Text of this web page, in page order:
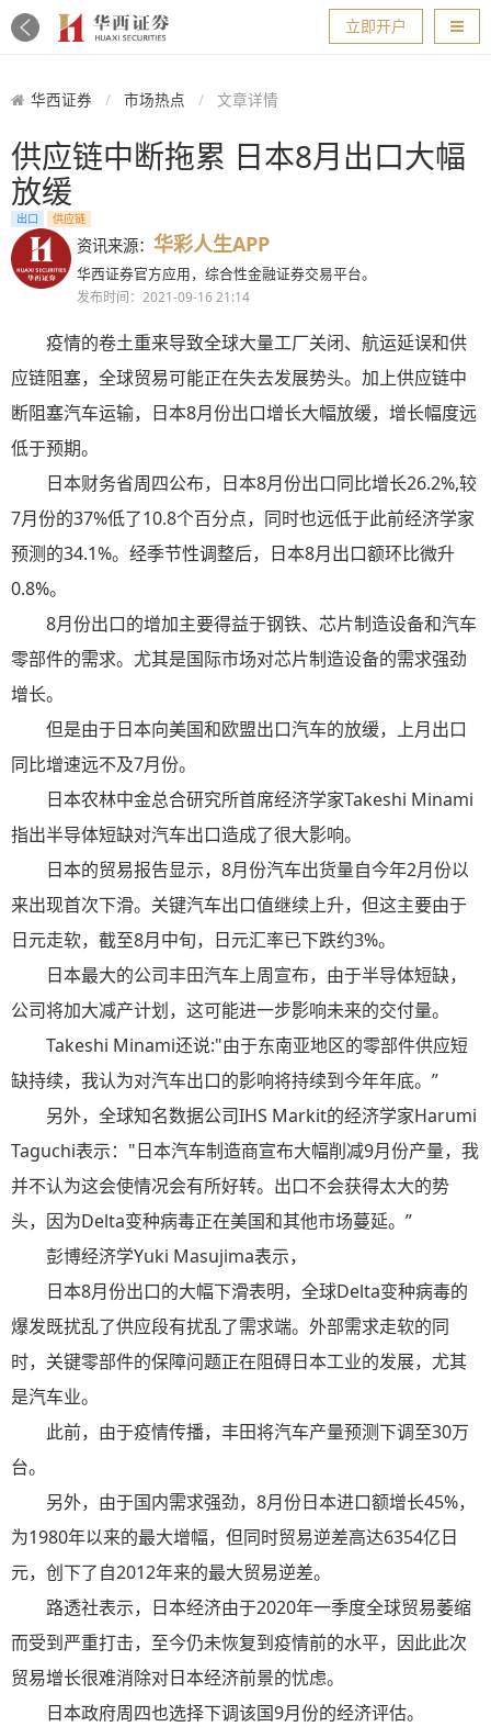
导航
立即开户
华西证券 市场热点 文章详情
供应链中断拖累 日本8月出口大幅
放缓
出口 供应链
资讯来源： 华彩人生APP
华西证券官方应用，综合性金融证券交易平台。
发布时间：2021-09-16 21:14
疫情的卷土重来导致全球大量工厂关闭、航运延误和供
应链阻塞，全球贸易可能正在失去发展势头。加上供应链中
断阻塞汽车运输，日本8月份出口增长大幅放缓，增长幅度远
低于预期。
日本财务省周四公布，日本8月份出口同比增长26.2%,较
7月份的37%低了10.8个百分点，同时也远低于此前经济学家
预测的34.1%。经季节性调整后，日本8月出口额环比微升
0.8%。
8月份出口的增加主要得益于钢铁、芯片制造设备和汽车
零部件的需求。尤其是国际市场对芯片制造设备的需求强劲
增长。
但是由于日本向美国和欧盟出口汽车的放缓，上月出口
同比增速远不及7月份。
日本农林中金总合研究所首席经济学家Takeshi Minami
指出半导体短缺对汽车出口造成了很大影响。
日本的贸易报告显示，8月份汽车出货量自今年2月份以
来出现首次下滑。关键汽车出口值继续上升，但这主要由于
日元走软，截至8月中旬，日元汇率已下跌约3%。
日本最大的公司丰田汽车上周宣布，由于半导体短缺，
公司将加大减产计划，这可能进一步影响未来的交付量。
Takeshi Minami还说:"由于东南亚地区的零部件供应短
缺持续，我认为对汽车出口的影响将持续到今年年底。”
另外，全球知名数据公司IHS Markit的经济学家Harumi
Taguchi表示："日本汽车制造商宣布大幅削减9月份产量，我
并不认为这会使情况会有所好转。出口不会获得太大的势
头，因为Delta变种病毒正在美国和其他市场蔓延。”
彭博经济学Yuki Masujima表示，
日本8月份出口的大幅下滑表明，全球Delta变种病毒的
爆发既扰乱了供应段有扰乱了需求端。外部需求走软的同
时，关键零部件的保障问题正在阻碍日本工业的发展，尤其
是汽车业。
此前，由于疫情传播，丰田将汽车产量预测下调至30万
台。
另外，由于国内需求强劲，8月份日本进口额增长45%，
为1980年以来的最大增幅，但同时贸易逆差高达6354亿日
元，创下了自2012年来的最大贸易逆差。
路透社表示，日本经济由于2020年一季度全球贸易萎缩
而受到严重打击，至今仍未恢复到疫情前的水平，因此此次
贸易增长很难消除对日本经济前景的忧虑。
日本政府周四也选择下调该国9月份的经济评估。